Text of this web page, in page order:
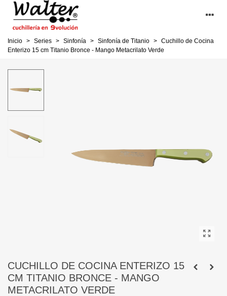
Inicio > Series > Sinfonía > Sinfonía de Titanio > Cuchillo de Cocina
Enterizo 15 cm Titanio Bronce - Mango Metacrilato Verde
CUCHILLO DE COCINA ENTERIZO 15
CM TITANIO BRONCE - MANGO
METACRILATO VERDE